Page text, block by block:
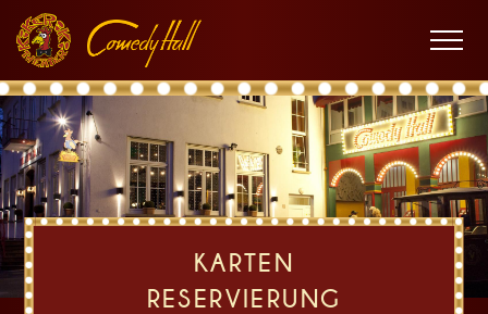
Hauptnavigation
Inhalt
Fußnavigation
K
a
Menü
KARTEN
RESERVIERUNG